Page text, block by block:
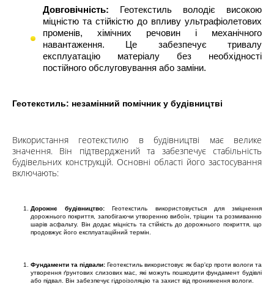
Довговічність: Геотекстиль володіє високою
міцністю та стійкістю до впливу ультрафіолетових
променів, хімічних речовин і механічного
навантаження. Це забезпечує тривалу
експлуатацію матеріалу без необхідності
постійного обслуговування або заміни.
Геотекстиль: незамінний помічник у будівництві
Використання геотекстилю в будівництві має велике
значення. Він підтверджений та забезпечує стабільність
будівельних конструкцій. Основні області його застосування
включають:
Дорожнє будівництво: Геотекстиль використовується для зміцнення
дорожнього покриття, запобігаючи утворенню вибоїн, тріщин та розмиванню
шарів асфальту. Він додає міцність та стійкість до дорожнього покриття, що
продовжує його експлуатаційний термін.
Фундаменти та підвали: Геотекстиль використовує як бар'єр проти вологи та
утворення ґрунтових слизових мас, які можуть пошкодити фундамент будівлі
або підвал. Він забезпечує гідроізоляцію та захист від проникнення вологи.